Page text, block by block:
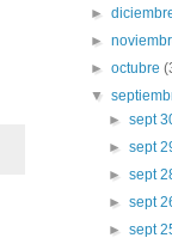
►
►
►octubre
▼
► sept
► sept
► sept
► sept
► sept